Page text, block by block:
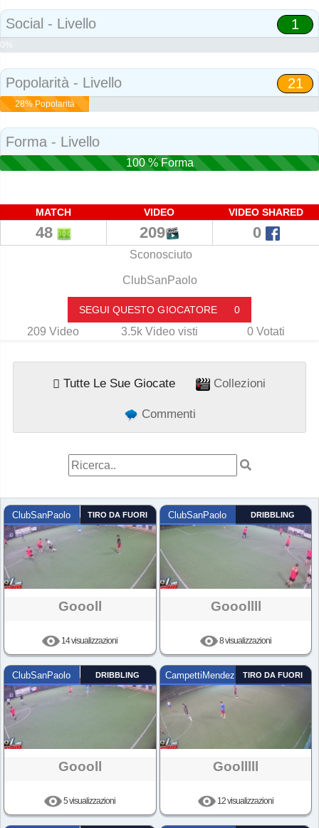
Social - Livello 1
0%
Popolarità - Livello 21
28% Popolarità
Forma - Livello
100 % Forma
MATCH VIDEO VIDEO SHARED
48 209 0
Sconosciuto
ClubSanPaolo
SEGUI QUESTO GIOCATORE 0
209 Video 3.5k Video visti 0 Votati
Tutte Le Sue Giocate Collezioni
Commenti
ClubSanPaolo TIRO DA FUORI
Goooll
14 visualizzazioni
ClubSanPaolo DRIBBLING
Gooollll
8 visualizzazioni
ClubSanPaolo DRIBBLING
Goooll
5 visualizzazioni
CampettiMendez TIRO DA FUORI
Goolllll
12 visualizzazioni